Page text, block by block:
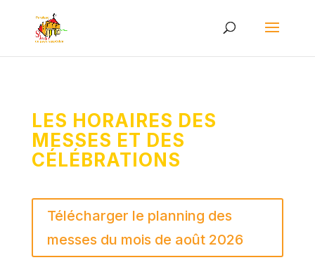
LES HORAIRES DES
MESSES ET DES
CÉLÉBRATIONS
Télécharger le planning des
messes du mois de août 2026